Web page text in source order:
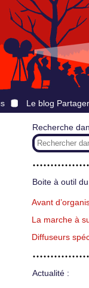
Le blog
Recherche
Boite à outil
Avant
La marche à
Diffuseurs
Actualité :